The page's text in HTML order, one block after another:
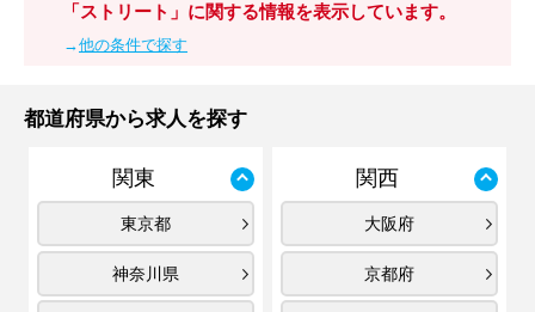
「ストリート」に関する情報を表示しています。
→他の条件で探す
都道府県から求人を探す
関東
東京都
神奈川県
関西
大阪府
京都府